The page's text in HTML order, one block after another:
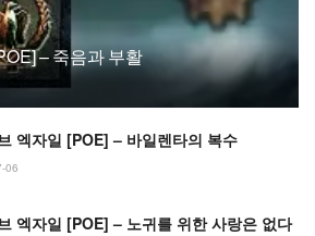
– 죽음과 부활
엑자일 [POE] – 바일렌타의 복수
06
엑자일 [POE] – 노귀를 위한 사랑은 없다